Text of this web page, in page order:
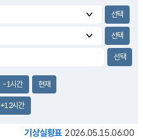
-1시간 현재
+12시간
기상실황표 2026.05.15.06:00